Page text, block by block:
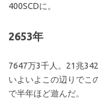
400SCDに。
2653年
7647万3千人。21兆
いよいよこの辺りでこ
で半年ほど遊んだ。